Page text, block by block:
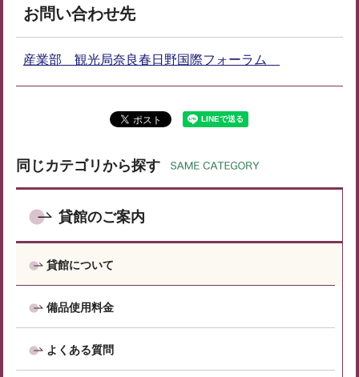
お問い合わせ先
産業部 観光局奈良春日野国際フォーラム
同じカテゴリから探す
貸館のご案内
貸館について
備品使用料金
よくある質問